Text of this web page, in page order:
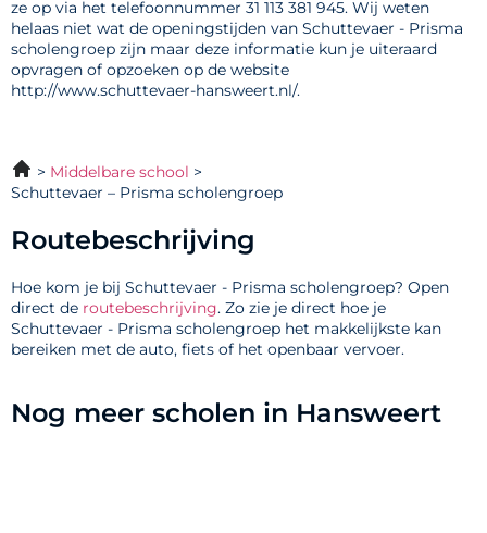
ze op via het telefoonnummer 31 113 381 945. Wij weten
helaas niet wat de openingstijden van Schuttevaer - Prisma
scholengroep zijn maar deze informatie kun je uiteraard
opvragen of opzoeken op de website
http://www.schuttevaer-hansweert.nl/.
Middelbare school
Schuttevaer – Prisma scholengroep
Routebeschrijving
Hoe kom je bij Schuttevaer - Prisma scholengroep? Open
direct de routebeschrijving. Zo zie je direct hoe je
Schuttevaer - Prisma scholengroep het makkelijkste kan
bereiken met de auto, fiets of het openbaar vervoer.
Nog meer scholen in Hansweert